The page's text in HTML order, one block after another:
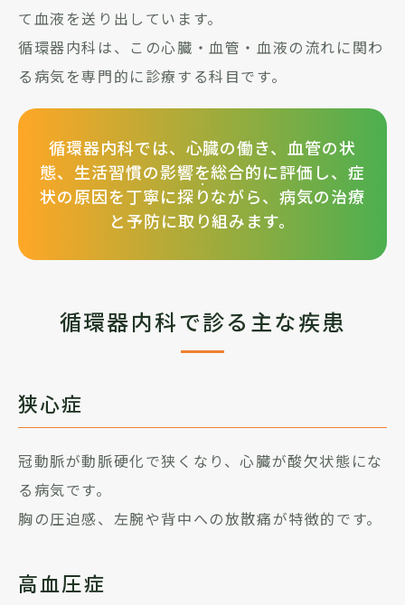
て血液を送り出しています。
循環器内科は、この心臓・血管・血液の流れに関わ
る病気を専門的に診療する科目です。
循環器内科では、心臓の働き、血管の状
態、 生活習慣の影響を総合的に評価し、症
状の原因を丁寧に探りながら、病気の治療
と予防に取り組みます。
循環器内科で診る主な疾患
狭心症
冠動脈が動脈硬化で狭くなり、心臓が酸欠状態にな
る病気です。
胸の圧迫感、左腕や背中への放散痛が特徴的です。
高血圧症